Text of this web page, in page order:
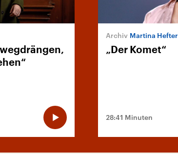
Martina Hefter
„Der Komet“
28:41 Minuten